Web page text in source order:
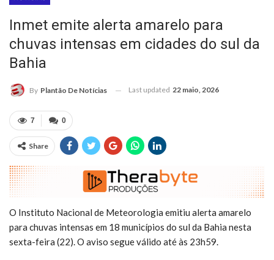
Inmet emite alerta amarelo para
chuvas intensas em cidades do sul da
Bahia
By Plantão De Notícias Last updated 22 maio, 2026
0
7
Share
O Instituto Nacional de Meteorologia emitiu alerta amarelo
para chuvas intensas em 18 municípios do sul da Bahia nesta
sexta-feira (22). O aviso segue válido até às 23h59.